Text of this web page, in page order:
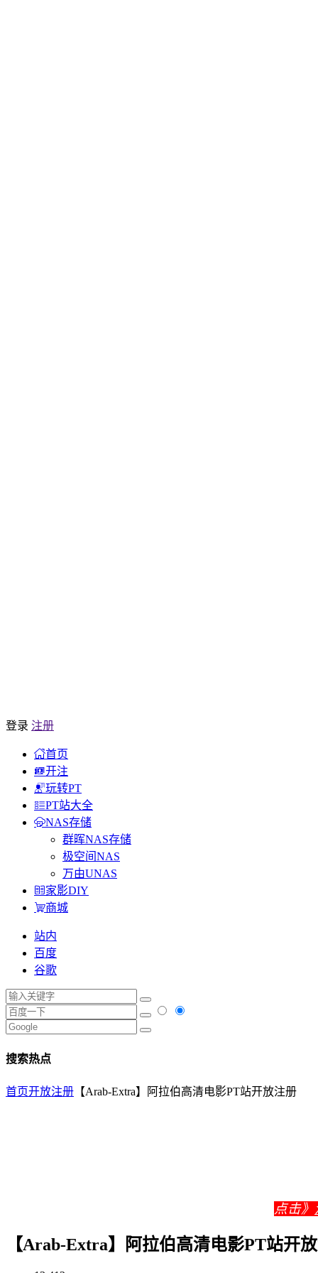
登录 注册
首页
开注
玩转PT
PT站大全
NAS存储
群晖NAS存储
极空间NAS
万由UNAS
家影DIY
商城
站内
百度
谷歌
搜索热点
首页开放注册 【Arab-Extra】阿拉伯高清电影PT站开放注册
点击》
【Arab-Extra】阿拉伯高清电影PT站开